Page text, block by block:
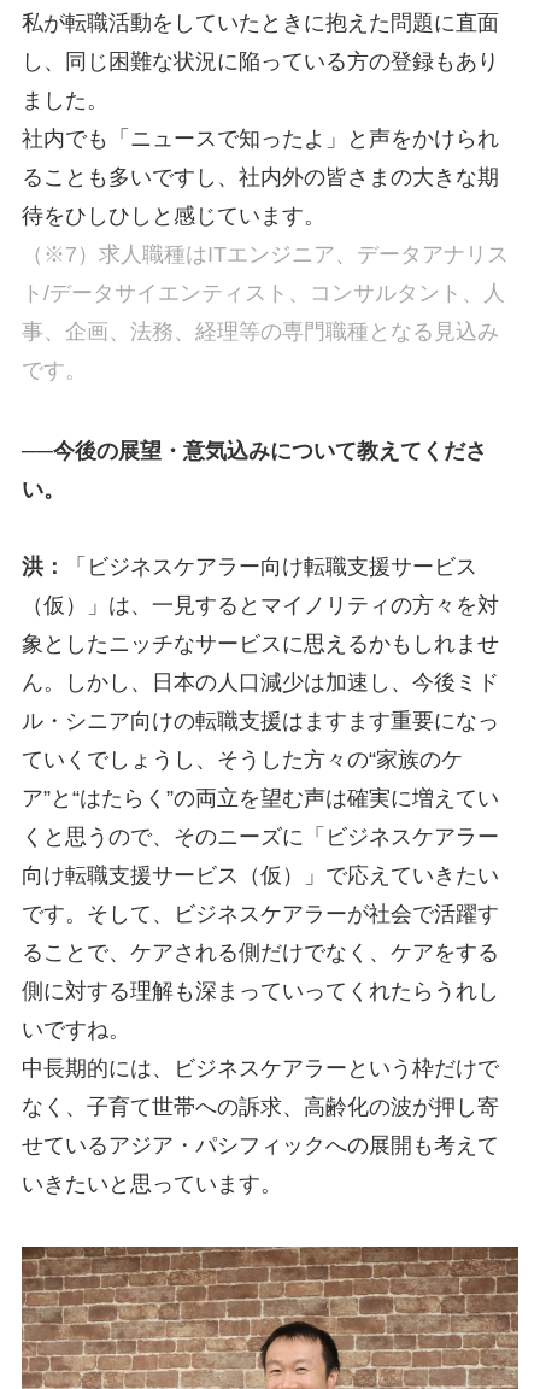
私が転職活動をしていたときに抱えた問題に直面
し、同じ困難な状況に陥っている方の登録もあり
ました。
社内でも「ニュースで知ったよ」と声をかけられ
ることも多いですし、社内外の皆さまの大きな期
待をひしひしと感じています。
（※7）求人職種はITエンジニア、データアナリス
ト/データサイエンティスト、コンサルタント、人
事、企画、法務、経理等の専門職種となる見込み
です。
──今後の展望・意気込みについて教えてくださ
い。
洪：
「ビジネスケアラー向け転職支援サービス
（仮）」は、一見するとマイノリティの方々を対
象としたニッチなサービスに思えるかもしれませ
ん。しかし、日本の人口減少は加速し、今後ミド
ル・シニア向けの転職支援はますます重要になっ
ていくでしょうし、そうした方々の“家族のケ
ア”と“はたらく”の両立を望む声は確実に増えてい
くと思うので、そのニーズに「ビジネスケアラー
向け転職支援サービス（仮）」で応えていきたい
です。そして、ビジネスケアラーが社会で活躍す
ることで、ケアされる側だけでなく、ケアをする
側に対する理解も深まっていってくれたらうれし
いですね。
中長期的には、ビジネスケアラーという枠だけで
なく、子育て世帯への訴求、高齢化の波が押し寄
せているアジア・パシフィックへの展開も考えて
いきたいと思っています。